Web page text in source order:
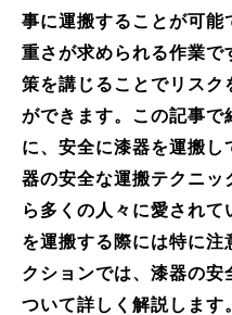
事に運搬することが可能
重さが求められる作業で
策を講じることでリスク
ができます。この記事で
に、安全に漆器を運搬し
器の安全な運搬テクニッ
ら多くの人々に愛されて
を運搬する際には特に注
クションでは、漆器の安
ついて詳しく解説します